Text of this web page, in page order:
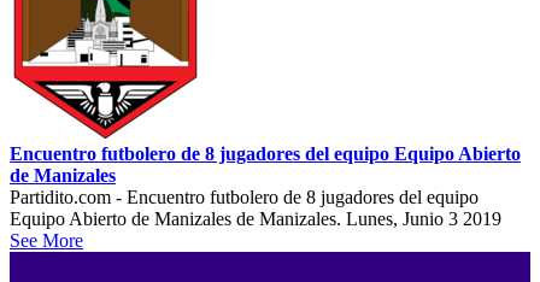
Encuentro futbolero de 8 jugadores del equipo Equipo Abierto
de Manizales
Partidito.com - Encuentro futbolero de 8 jugadores del equipo
Equipo Abierto de Manizales de Manizales. Lunes, Junio 3 2019
See More